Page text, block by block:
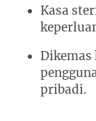
Kasa
pribadi.